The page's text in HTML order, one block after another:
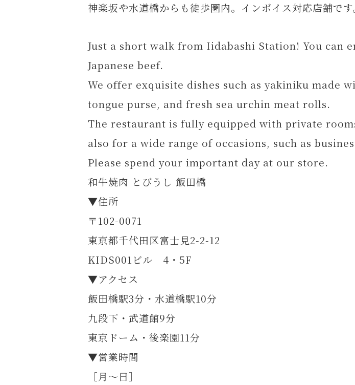
神楽坂や水道橋からも徒歩圏内。インボイス対応店舗です
Just a short walk from Iidabashi Station! You can
Japanese beef.
We offer exquisite dishes such as yakiniku made
tongue purse, and fresh sea urchin meat rolls.
The restaurant is fully equipped with private
also for a wide range of occasions, such as
Please spend your important day at our store.
和牛焼肉 とびうし 飯田橋
▼住所
〒102-0071
東京都千代田区富士見2-2-12
KIDS001ビル 4・5F
▼アクセス
飯田橋駅3分・水道橋駅10分
九段下・武道館9分
東京ドーム・後楽園11分
▼営業時間
［月～日］